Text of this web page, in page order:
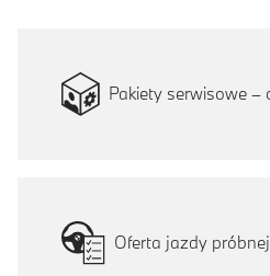
Pakiety serwisowe –
Oferta jazdy